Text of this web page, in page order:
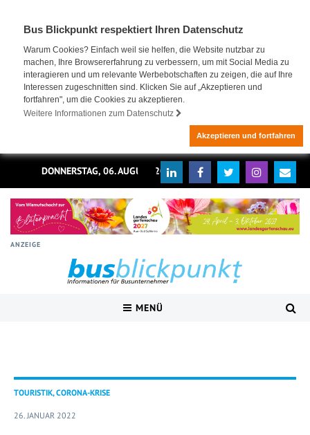
Bus Blickpunkt respektiert Ihren Datenschutz
Warum Cookies? Einfach weil sie helfen, die Website nutzbar zu
machen, Ihre Browsererfahrung zu verbessern, um mit Social Media zu
interagieren und um relevante Werbebotschaften zu zeigen, die auf Ihre
Interessen zugeschnitten sind. Klicken Sie auf „Akzeptieren und
fortfahren", um die Cookies zu akzeptieren.
Weitere Informationen zum Datenschutz
Akzeptieren und fortfahren
DONNERSTAG, 06. AUGUST 2026
ANZEIGE
MENÜ
TOURISTIK, CORONA-KRISE
26. JANUAR 2022